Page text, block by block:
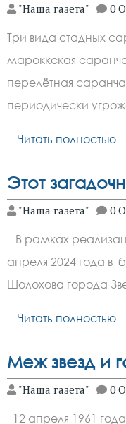
"Наша газета" 0
Три вида стадных
мароккская
перелётная
периодически
Читать полностью
Этот
"Наша газета" 0
В рамках
апреля 2024 года в
Шолохова города
Читать полностью
Меж звезд и
"Наша газета" 0
12 апреля 1961